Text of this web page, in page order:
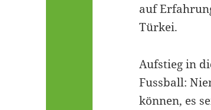
auf
Türkei.
Aufstieg in
Fussball:
können, es